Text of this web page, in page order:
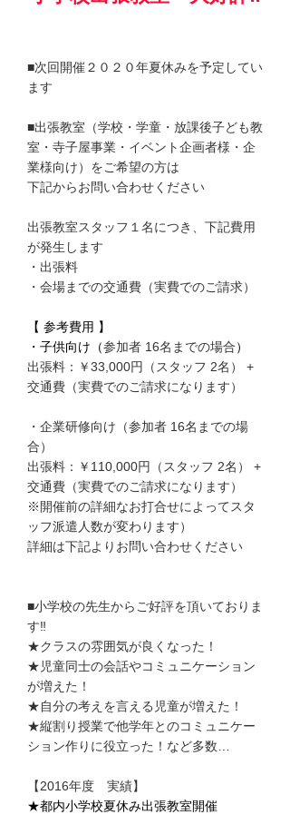
■次回開催２０２０年夏休みを予定してい
ます
■出張教室（学校・学童・放課後子ども教
室・寺子屋事業・イベント企画者様・企
業様向け）をご希望の方は
下記からお問い合わせください
出張教室スタッフ１名につき、下記費用
が発生します
・出張料
・会場までの交通費（実費でのご請求）
【 参考費用 】
・子供向け（参加者 16名までの場合）
出張料：￥33,000円（スタッフ 2名） +
交通費（実費でのご請求になります）
・企業研修向け（参加者 16名までの場
合）
出張料：￥110,000円（スタッフ 2名） +
交通費（実費でのご請求になります）
※開催前の詳細なお打合せによってスタ
ッフ派遣人数が変わります）
詳細は下記よりお問い合わせください​
■小学校の先生からご好評を頂いておりま
す‼
★クラスの雰囲気が良くなった！
★児童同士の会話やコミュニケーション
が増えた！
★自分の考えを言える児童が増えた！
★縦割り授業で他学年とのコミュニケー
ション作りに役立った！​など多数…
【2016年度 実績】
★都内小学校夏休み出張教室開催